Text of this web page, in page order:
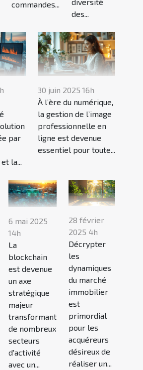
commandes...
des...
par
la...
30 juin 2025 16h
À l’ère du numérique,
la gestion de l’image
professionnelle en
ligne est devenue
essentiel pour toute...
6 mai 2025
14h
La
blockchain
est devenue
un axe
stratégique
majeur
transformant
de nombreux
secteurs
d'activité
avec un...
28 février
2025 4h
Décrypter
les
dynamiques
du marché
immobilier
est
primordial
pour les
acquéreurs
désireux de
réaliser un...